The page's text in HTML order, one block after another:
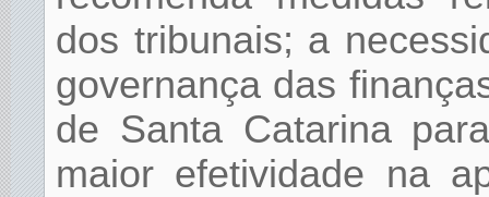
dos tribunais; a
governança das
de Santa Catarina
maior efetividade na